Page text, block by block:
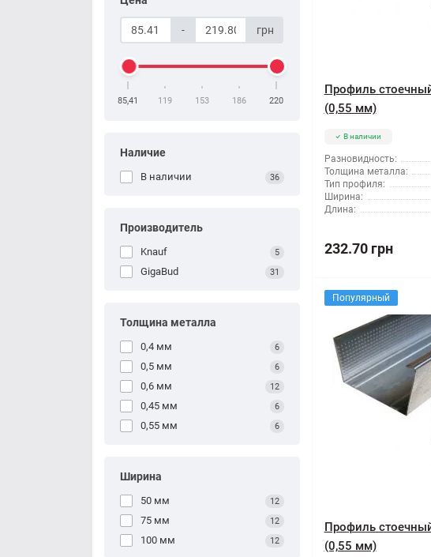
- грн
85,41 119 153 186 220
Наличие
В наличии 36
Производитель
Knauf 5
GigaBud 31
Толщина металла
0,4 мм 6
0,5 мм 6
0,6 мм 12
0,45 мм 6
0,55 мм 6
Ширина
50 мм 12
75 мм 12
100 мм 12
Профиль
(0,55 мм)
В наличии
Разновидность:
Толщина металла:
Тип профиля:
Ширина:
Длина:
232.70 грн
Популярный
Профиль
(0,55 мм)